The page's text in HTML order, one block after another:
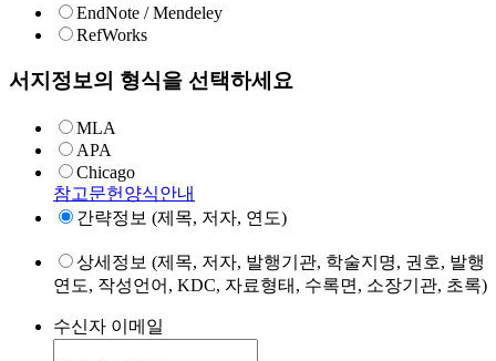
EndNote / Mendeley
RefWorks
서지정보의 형식을 선택하세요
MLA
APA
Chicago
참고문헌양식안내
간략정보 (제목, 저자, 연도)
상세정보 (제목, 저자, 발행기관, 학술지명, 권호, 발행
연도, 작성언어, KDC, 자료형태, 수록면, 소장기관, 초록)
수신자 이메일